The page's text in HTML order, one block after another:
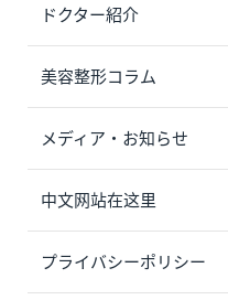
ドクター紹介
美容整形コラム
メディア・お知らせ
中文网站在这里
プライバシーポリシー